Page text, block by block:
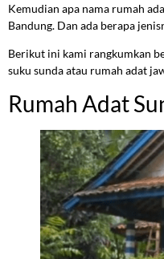
Kemudian apa nama rumah
Bandung. Dan ada berapa
Berikut ini kami rangkumkan
suku sunda atau rumah adat
Rumah Adat